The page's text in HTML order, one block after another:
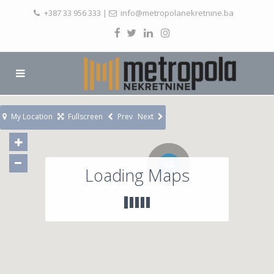
+387 33 956 333 | info@metropolanekretnine.ba
Loading Maps
My Location Fullscreen Prev Next